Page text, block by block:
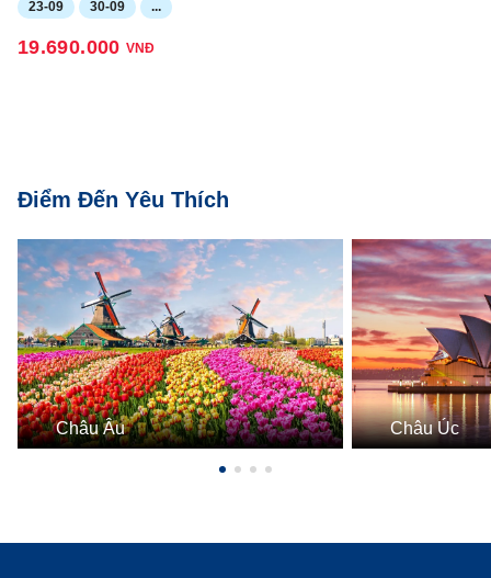
23-09 30-09 ...
19.690.000 VNĐ
Điểm Đến Yêu Thích
Châu Âu Châu Úc